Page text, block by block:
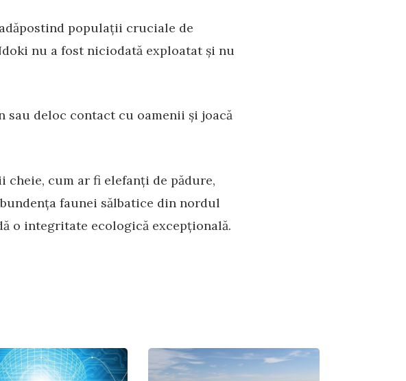
populații cruciale de
nu a fost niciodată exploatat și nu
sau deloc contact cu oamenii și joacă
cum ar fi elefanți de pădure,
faunei sălbatice din nordul
o integritate ecologică excepțională.